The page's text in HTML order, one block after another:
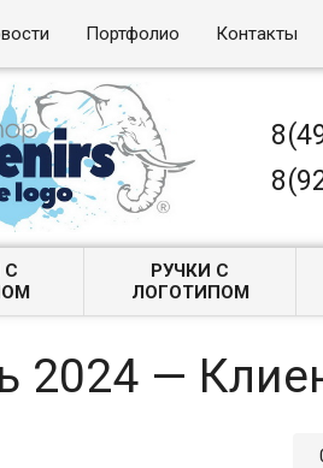
Портфолио Контакты
С
РУЧКИ С
ЛОГОТИПОМ
2024 —